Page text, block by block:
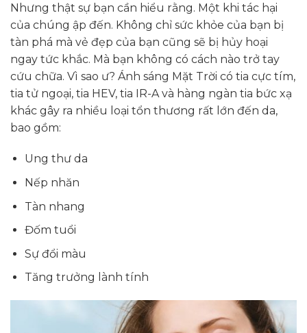
Nhưng thật sự bạn cần hiểu rằng. Một khi tác hại
của chúng ập đến. Không chỉ sức khỏe của bạn bị
tàn phá mà vẻ đẹp của bạn cũng sẽ bị hủy hoại
ngay tức khắc. Mà bạn không có cách nào trở tay
cứu chữa. Vì sao ư? Ánh sáng Mặt Trời có tia cực tím,
tia tử ngoại, tia HEV, tia IR-A và hàng ngàn tia bức xạ
khác gây ra nhiều loại tổn thương rất lớn đến da,
bao gồm:
Ung thư da
Nếp nhăn
Tàn nhang
Đốm tuổi
Sự đổi màu
Tăng trưởng lành tính